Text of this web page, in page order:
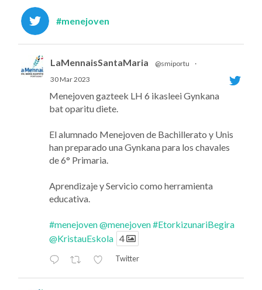
#menejoven
LaMennaisSantaMaria @smiportu
·
30 Mar 2023
Menejoven gazteek LH 6 ikasleei Gynkana
bat oparitu diete.
El alumnado Menejoven de Bachillerato y Unis
han preparado una Gynkana para los chavales
de 6° Primaria.
Aprendizaje y Servicio como herramienta
educativa.
#menejoven@menejoven#EtorkizunariBegira
@KristauEskola 4
Twitter